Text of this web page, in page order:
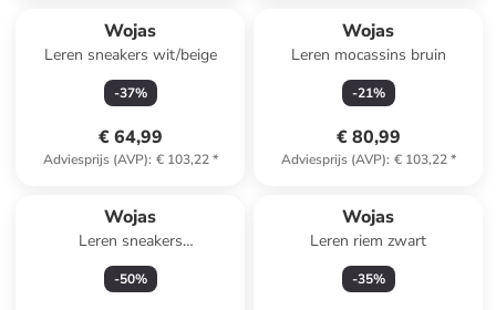
Wojas
Leren sneakers wit/beige
-37%
€ 64,99
Adviesprijs (AVP): € 103,22*
Wojas
Leren mocassins bruin
-21%
€ 80,99
Adviesprijs (AVP): € 103,22*
Wojas
Leren sneakers
bruin/goudkleurig
-50%
Wojas
Leren riem zwart
-35%